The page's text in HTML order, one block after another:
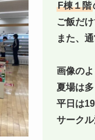
F棟１階
ご飯だ
また、
画像の
夏場は
平日は
サーク